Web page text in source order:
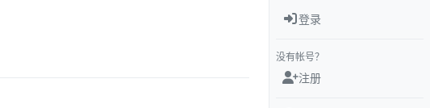
登录
没有帐号？
注册